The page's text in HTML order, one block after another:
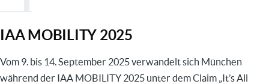
IAA MOBILITY 2025
Vom 9. bis 14. September 2025 verwandelt sich München
während der IAA MOBILITY 2025 unter dem Claim „It’s All